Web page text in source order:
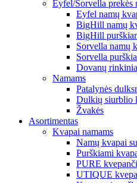
Eyfel/Sorvella prekės
Eyfel namų
BigHill namų
BigHill
Sorvella namų
Sorvella
Dovanų
Namams
Patalynės
Dulkių siurblio
Žvakės
Asortimentas
Kvapai namams
Namų kvapai
Purškiami
PURE
UTIQUE